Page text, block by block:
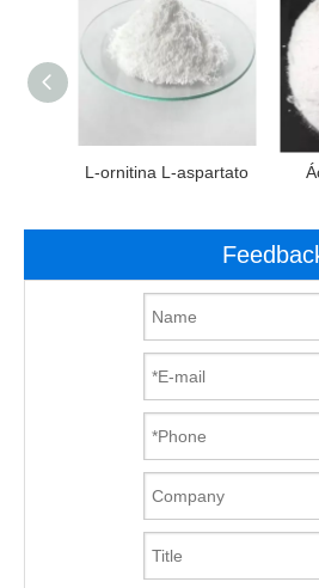
L-ornitina L-aspartato